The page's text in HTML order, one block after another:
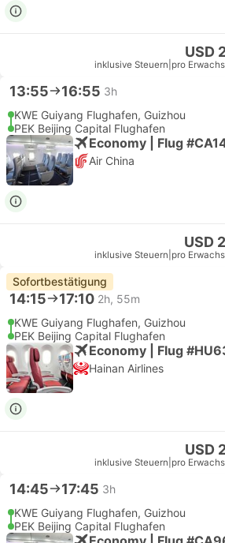
USD
inklusive Steuern pro
13:55 16:55 3h
KWE Guiyang Flughafen, Guizhou
PEK Beijing Capital Flughafen
Economy | Flug
Air China
USD
inklusive Steuern pro
Sofortbestätigung
14:15 17:10 2h, 55m
KWE Guiyang Flughafen, Guizhou
PEK Beijing Capital Flughafen
Economy | Flug
Hainan Airlines
USD
inklusive Steuern pro
14:45 17:45 3h
KWE Guiyang Flughafen, Guizhou
PEK Beijing Capital Flughafen